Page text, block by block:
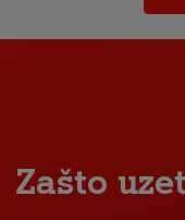
Zašto